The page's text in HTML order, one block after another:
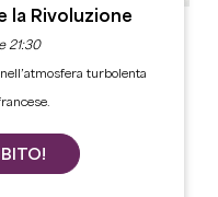
VIGNETIFICIO
sentieri e punti
la vostra guida
di scoprire un
la Rivoluzione
21:30
turbolenta